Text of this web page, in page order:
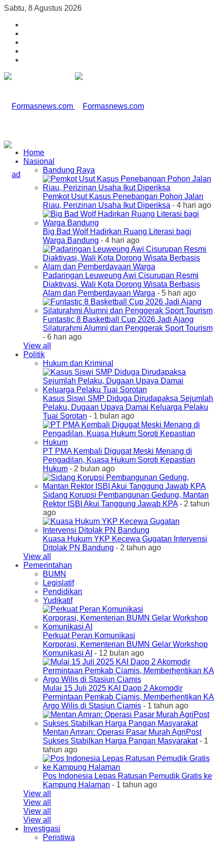
Sabtu, 8 Agustus 2026
Home
Nasional
Bandung Raya
Pemkot Usut Kasus Penebangan Pohon Jalan
Riau, Perizinan Usaha Ikut Diperiksa - 4 hari ago
Big Bad Wolf Hadirkan Ruang Literasi bagi
Warga Bandung - 4 hari ago
Padaringan Leuweung Awi Cisurupan Resmi
Diaktivasi, Wali Kota Dorong Wisata Berbasis
Alam dan Pemberdayaan Warga - 5 hari ago
Funtastic 8 Basketball Cup 2026 Jadi Ajang
Silaturahmi Alumni dan Penggerak Sport Tourism
- 6 hari ago
View all
Politik
Hukum dan Kriminal
Kasus Siswi SMP Diduga Dirudapaksa Sejumlah
Pelaku, Dugaan Upaya Damai Keluarga Pelaku
Tuai Sorotan - 1 bulan ago
PT PMA Kembali Digugat Meski Menang di
Pengadilan, Kuasa Hukum Soroti Kepastian
Hukum - 2 bulan ago
Sidang Korupsi Pembangunan Gedung, Mantan
Rektor ISBI Akui Tanggung Jawab KPA- 2 tahun
ago
Kuasa Hukum YKP Kecewa Gugatan Intervensi
Ditolak PN Bandung - 2 tahun ago
View all
Pemerintahan
BUMN
Legislatif
Pendidikan
Yudikatif
Perkuat Peran Komunikasi
Korporasi, Kementerian BUMN Gelar Workshop
Komunikasi AI - 12 bulan ago
Mulai 15 Juli 2025 KAI Daop 2 Akomodir
Permintaan Pemkab Ciamis, Memberhentikan KA
Argo Wilis di Stasiun Ciamis - 1 tahun ago
Mentan Amran: Operasi Pasar Murah AgriPost
Sukses Stabilkan Harga Pangan Masyarakat- 1
tahun ago
Pos Indonesia Lepas Ratusan Pemudik Gratis ke
Kampung Halaman - 1 tahun ago
View all
View all
View all
View all
Investigasi
Peristiwa